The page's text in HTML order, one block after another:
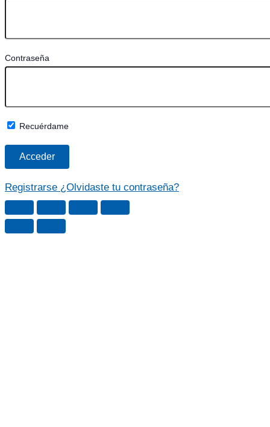
Contraseña
Recuérdame
Registrarse ¿Olvidaste tu contraseña?